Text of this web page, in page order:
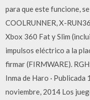
para que este funcione,
COOLRUNNER, X-
Xbox 360 Fat y Slim
impulsos eléctrico a la
firmar (FIRMWARE).
Inma de Haro ·
noviembre, 2014 Los